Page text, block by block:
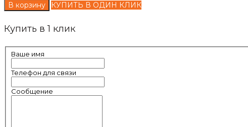
КУПИТЬ В ОДИН КЛИК
Купить в 1 клик
Ваше имя
Телефон для связи
Сообщение